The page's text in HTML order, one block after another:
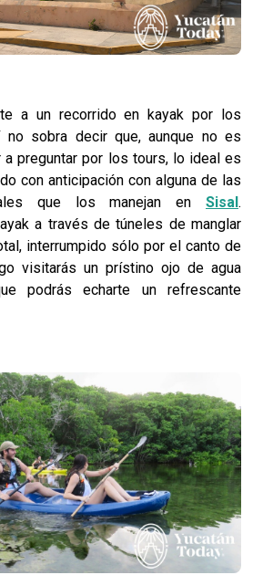
a un recorrido en kayak por los
no sobra decir que, aunque no es
preguntar por los tours, lo ideal es
con anticipación con alguna de las
que los manejan en Sisal .
a través de túneles de manglar
interrumpido sólo por el canto de
visitarás un prístino ojo de agua
podrás echarte un refrescante